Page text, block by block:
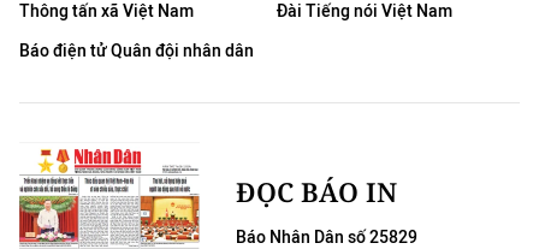
Thông tấn xã Việt Nam
Đài Tiếng nói Việt Nam
Báo điện tử Quân đội nhân dân
ĐỌC BÁO IN
Báo Nhân Dân số 25829